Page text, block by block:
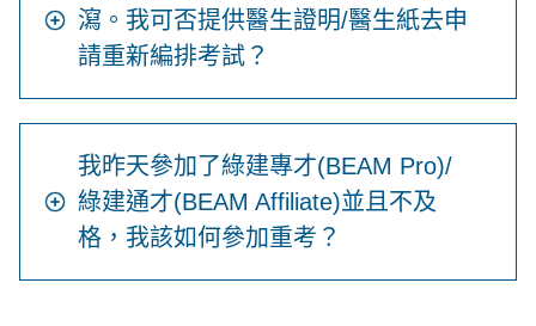
瀉。我可否提供醫生證明/醫生紙去申
請重新編排考試？
我昨天參加了綠建專才(BEAM Pro)/
綠建通才(BEAM Affiliate)並且不及
格，我該如何參加重考？